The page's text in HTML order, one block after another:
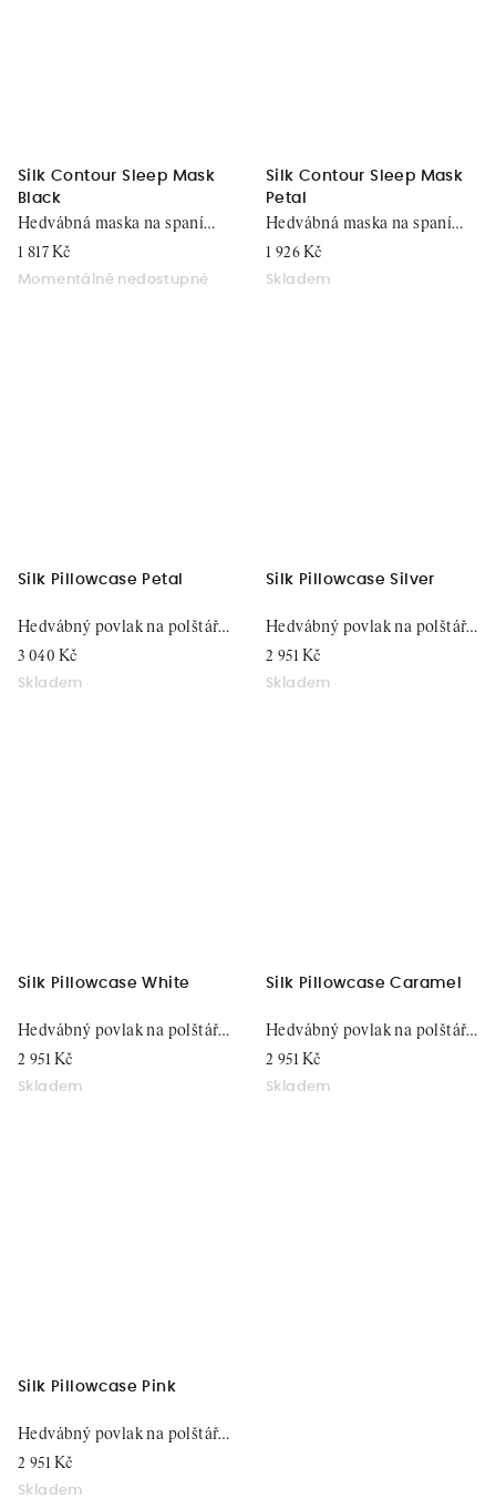
Silk Contour Sleep Mask
Black
1 817 Kč
Momentálně nedostupné
Hedvábná maska na spaní
pro prodloužené řasy
Silk Contour Sleep Mask
Petal
1 926 Kč
Skladem
Hedvábná maska na spaní
pro prodloužené řasy
Silk Pillowcase Petal
3 040 Kč
Skladem
Hedvábný povlak na polštář,
51x76
Silk Pillowcase Silver
2 951 Kč
Skladem
Hedvábný povlak na polštář,
51x76
Silk Pillowcase White
2 951 Kč
Skladem
Hedvábný povlak na polštář,
51x76
Silk Pillowcase Caramel
2 951 Kč
Skladem
Hedvábný povlak na polštář,
51x76
Silk Pillowcase Pink
2 951 Kč
Skladem
Hedvábný povlak na polštář,
51x76